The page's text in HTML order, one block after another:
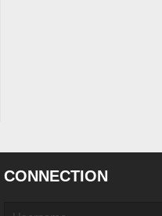
CONNECTION